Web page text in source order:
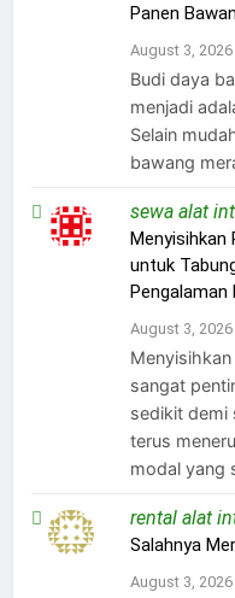
Panen
August 3, 2026
Budi daya
menjadi
Selain
bawang
sewa alat
Menyisihkan
untuk
Pengalaman
August 3, 2026
sangat
sedikit demi
terus
modal yang
rental alat
Salahnya
August 3, 2026